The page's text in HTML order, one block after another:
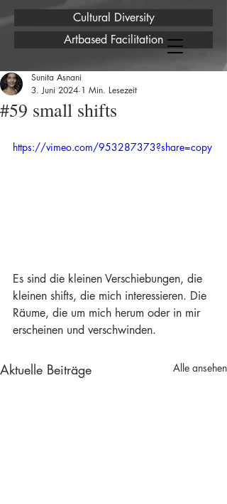
Cultural Diversity
Artbased Facilitation
#59 small shifts
Sunita Asnani
3. Juni 2024 1 Min. Lesezeit
https://vimeo.com/953287373?share=copy
Es sind die kleinen Verschiebungen, die
kleinen shifts, die mich interessieren. Die
Räume, die um mich herum oder in mir
erscheinen und verschwinden.
Aktuelle Beiträge Alle ansehen